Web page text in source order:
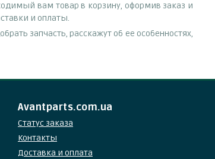
вам товар в корзину, оформив заказ и
и оплаты.
запчасть, расскажут об ее особенностях,
Avantparts.com.ua
Статус заказа
Контакты
Доставка и оплата